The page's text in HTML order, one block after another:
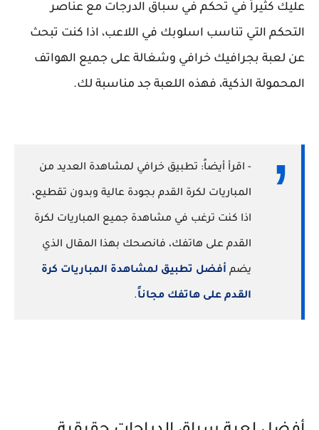
عليك كثيراً في تحكم في سباق الدرجات مع عناصر
التحكم التي تناسب اسلوبك في اللاعب، اذا كنت تبحث
عن لعبة بجرافيك خرافي وشغالة على جميع الهواتف
المحمولة الذكية، فهذه اللعبة جد مناسبة لك.
- اقرأ أيضاً: تطبيق خرافي لمشاهدة العديد من
المباريات لكرة القدم بجودة عالية وبدون تقطيع،
اذا كنت ترغب في مشاهدة جميع المباريات لكرة
القدم على هاتفك، فانصحك بهذا المقال الذي
يضم أفضل تطبيق لمشاهدة المباريات كرة
القدم على هاتفك مجاناً.